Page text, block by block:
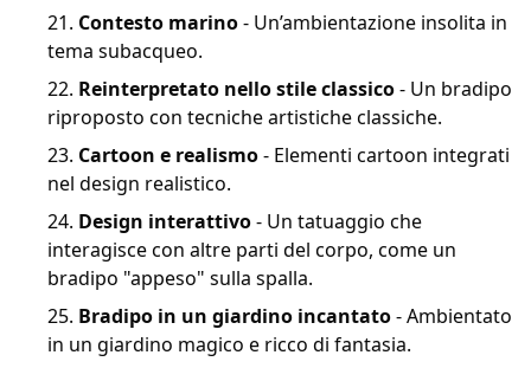
Contesto marino- Un’ambientazione insolita in
tema subacqueo.
Reinterpretato nello stile classico- Un bradipo
riproposto con tecniche artistiche classiche.
Cartoon e realismo- Elementi cartoon integrati
nel design realistico.
Design interattivo- Un tatuaggio che
interagisce con altre parti del corpo, come un
bradipo "appeso" sulla spalla.
Bradipo in un giardino incantato- Ambientato
in un giardino magico e ricco di fantasia.